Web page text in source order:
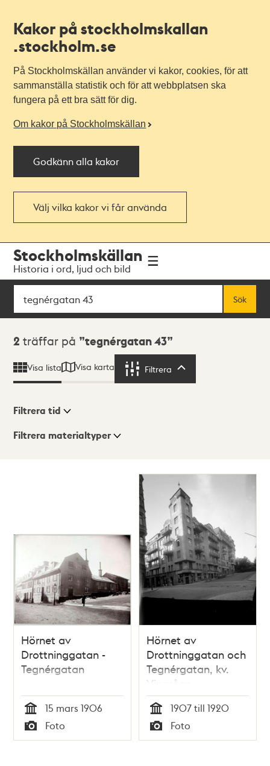
Kakor på stockholmskallan
.stockholm.se
På Stockholmskällan använder vi kakor, cookies, för att
sammanställa statistik och för att webbplatsen ska
fungera på ett bra sätt för dig.
Om kakor på Stockholmskällan
Godkänn alla kakor
Välj vilka kakor vi får använda
navigationen
huvudinnehållet
Stockholmskällan
Historia i ord, ljud och bild
Sök
Sök
Sökresultat
2 träffar på tegnérgatan 43
Visa lista Visa karta Filtrera
Visningsläge
Filtrera tid
Filtrera materialtyper
Hörnet av
Drottninggatan -
Tegnérgatan
Tid
15 mars 1906
Typ
Foto
Hörnet av
Drottninggatan och
Tegnérgatan, kv.
Vingråen.
Strindbergs Blå
tornet
Tid
1907 till 1920
Typ
Foto